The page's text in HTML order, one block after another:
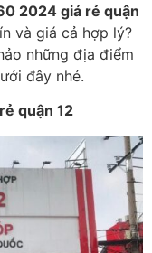
2024 giá rẻ quận
và giá cả hợp lý?
những địa điểm
đây nhé.
quận 12